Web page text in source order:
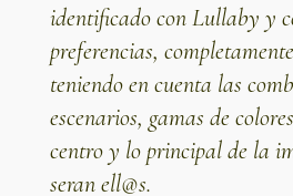
identificado con Lullaby y
preferencias,
teniendo en cuenta las
escenarios, gamas de
centro y lo principal de la
seranell@s.